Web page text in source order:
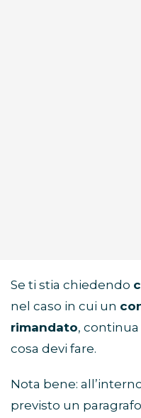
Se ti stia chiedendo
nel caso in cui un
rimandato,
cosa devi fare.
Nota bene:
previsto un